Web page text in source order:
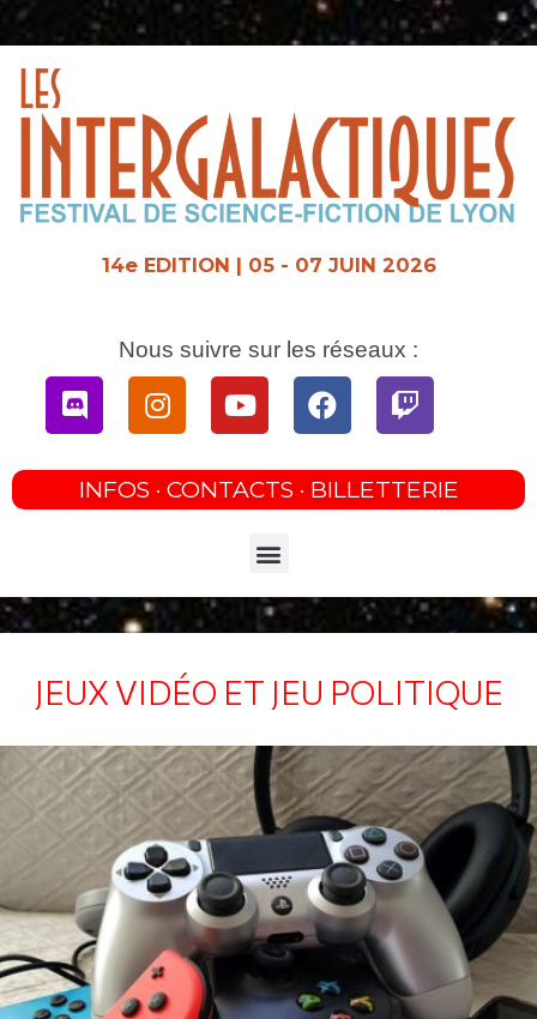
Aller
14e EDITION | 05 - 07 JUIN 2026
Nous suivre sur les réseaux :
DiscordInstagramYoutubeFacebookTwitch
INFOS · CONTACTS · BILLETTERIE
Menu
JEUX VIDÉO ET JEU POLITIQUE